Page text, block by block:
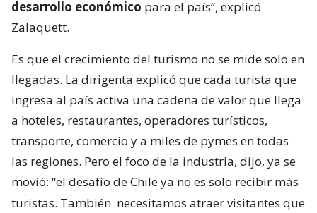
desarrollo económico para el país”, explicó
Zalaquett.
Es que el crecimiento del turismo no se mide solo en
llegadas. La dirigenta explicó que cada turista que
ingresa al país activa una cadena de valor que llega
a hoteles, restaurantes, operadores turísticos,
transporte, comercio y a miles de pymes en todas
las regiones. Pero el foco de la industria, dijo, ya se
movió: “el desafío de Chile ya no es solo recibir más
turistas. También necesitamos atraer visitantes que